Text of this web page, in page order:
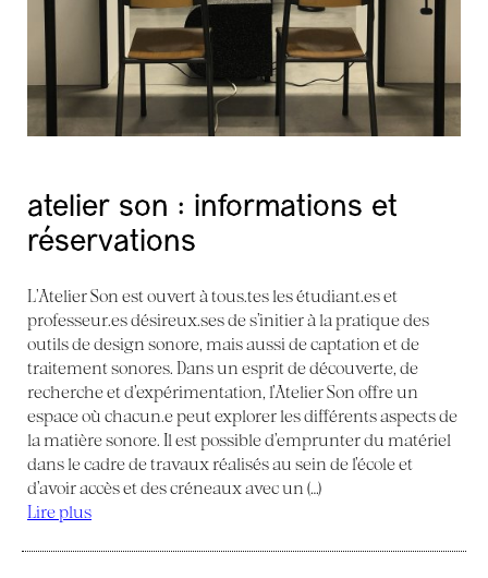
atelier son : informations et
réservations
L’Atelier Son est ouvert à tous.tes les étudiant.es et
professeur.es désireux.ses de s’initier à la pratique des
outils de design sonore, mais aussi de captation et de
traitement sonores. Dans un esprit de découverte, de
recherche et d’expérimentation, l’Atelier Son offre un
espace où chacun.e peut explorer les différents aspects de
la matière sonore. Il est possible d’emprunter du matériel
dans le cadre de travaux réalisés au sein de l’école et
d’avoir accès et des créneaux avec un (…)
Lire plus